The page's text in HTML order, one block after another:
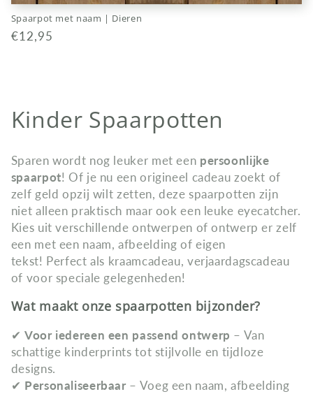
Spaarpot met naam | Dieren
Normale
€12,95
C
l
l
e
c
t
i
e
:
Kinder Spaarpotten
Sparen wordt nog leuker met een persoonlijke
spaarpot! Of je nu een origineel cadeau zoekt of
zelf geld opzij wilt zetten, deze spaarpotten zijn
niet alleen praktisch maar ook een leuke eyecatcher.
Kies uit verschillende ontwerpen of ontwerp er zelf
een met een naam, afbeelding of eigen
tekst! Perfect als kraamcadeau, verjaardagscadeau
of voor speciale gelegenheden!
Wat maakt onze spaarpotten bijzonder?
✔Voor iedereen een passend ontwerp – Van
schattige kinderprints tot stijlvolle en tijdloze
designs.
✔ Personaliseerbaar– Voeg een naam, afbeelding